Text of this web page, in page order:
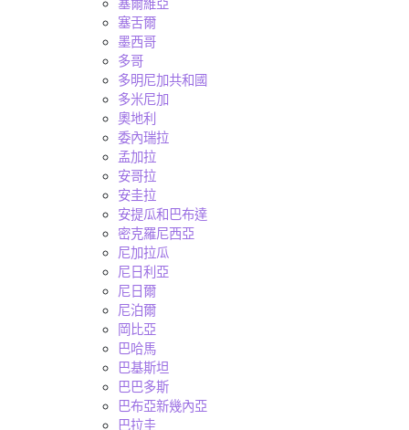
塞爾維亞
塞舌爾
墨西哥
多哥
多明尼加共和國
多米尼加
奧地利
委內瑞拉
孟加拉
安哥拉
安圭拉
安提瓜和巴布達
密克羅尼西亞
尼加拉瓜
尼日利亞
尼日爾
尼泊爾
岡比亞
巴哈馬
巴基斯坦
巴巴多斯
巴布亞新幾內亞
巴拉圭